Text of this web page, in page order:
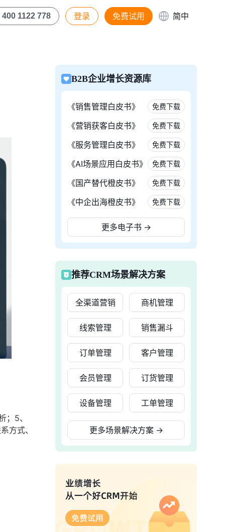
400 1122 778 登录 免费试用 简中
；5、
方式、
B2B企业增长资源库
《销售管理白皮书》 免费下载
《营销获客白皮书》 免费下载
《服务管理白皮书》 免费下载
《AI场景应用白皮书》 免费下载
《国产替代橙皮书》 免费下载
《中企出海橙皮书》 免费下载
更多电子书 →
推荐CRM场景解决方案
全渠道营销 商机管理
线索管理 销售漏斗
订单管理 客户管理
会员管理 订货管理
设备管理 工单管理
更多场景解决方案 →